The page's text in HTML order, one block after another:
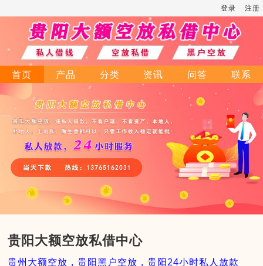
登录 注册
首页 产品 分类 资讯 问答 联系
贵阳大额空放私借中心
贵州大额空放，贵阳黑户空放，贵阳24小时私人放款